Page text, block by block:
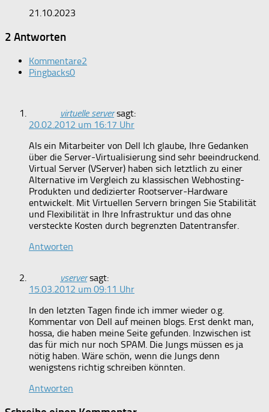
21.10.2023
2 Antworten
Kommentare2
Pingbacks0
virtuelle server sagt:
20.02.2012 um 16:17 Uhr
Als ein Mitarbeiter von Dell Ich glaube, Ihre Gedanken
über die Server-Virtualisierung sind sehr beeindruckend.
Virtual Server (VServer) haben sich letztlich zu einer
Alternative im Vergleich zu klassischen Webhosting-
Produkten und dedizierter Rootserver-Hardware
entwickelt. Mit Virtuellen Servern bringen Sie Stabilität
und Flexibilität in Ihre Infrastruktur und das ohne
versteckte Kosten durch begrenzten Datentransfer.
Antworten
vserver sagt:
15.03.2012 um 09:11 Uhr
In den letzten Tagen finde ich immer wieder o.g.
Kommentar von Dell auf meinen blogs. Erst denkt man,
hossa, die haben meine Seite gefunden. Inzwischen ist
das für mich nur noch SPAM. Die Jungs müssen es ja
nötig haben. Wäre schön, wenn die Jungs denn
wenigstens richtig schreiben könnten.
Antworten